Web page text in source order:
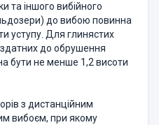
та іншого вибійного
до вибою повинна
уступу. Для глинястих
здатних до обрушення
бути не менше 1,2 висоти
з дистанційним
вибоєм, при якому